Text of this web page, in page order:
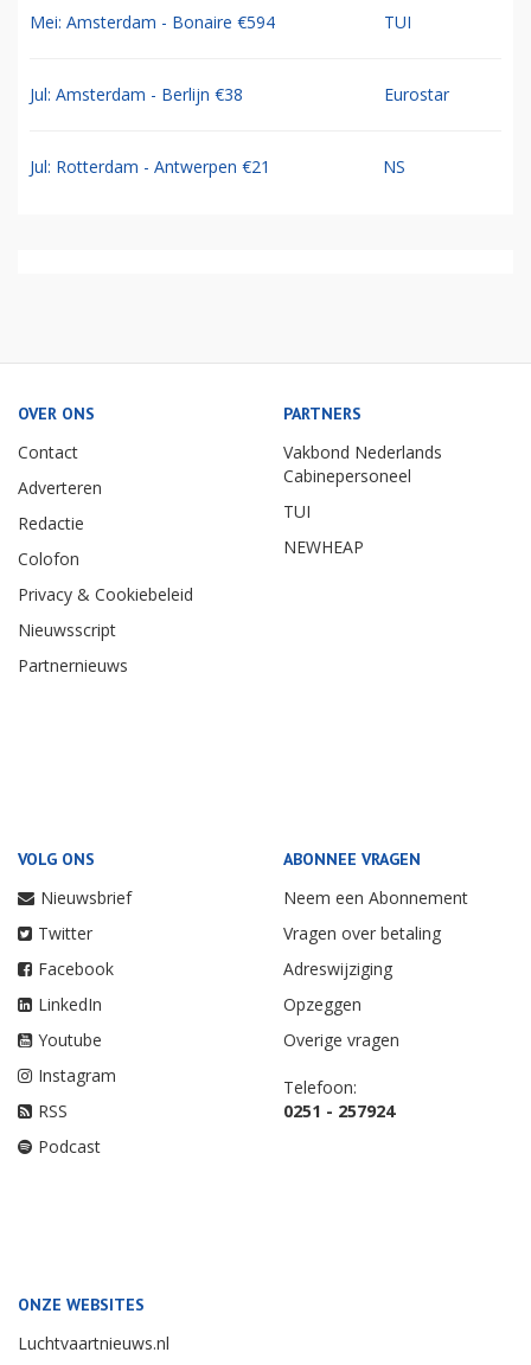
Mei: Amsterdam - Bonaire €594 TUI
Jul: Amsterdam - Berlijn €38 Eurostar
Jul: Rotterdam - Antwerpen €21 NS
OVER ONS
Contact
Adverteren
Redactie
Colofon
Privacy & Cookiebeleid
Nieuwsscript
Partnernieuws
PARTNERS
Vakbond Nederlands
Cabinepersoneel
TUI
NEWHEAP
VOLG ONS
Nieuwsbrief
Twitter
Facebook
LinkedIn
Youtube
Instagram
RSS
Podcast
ABONNEE VRAGEN
Neem een Abonnement
Vragen over betaling
Adreswijziging
Opzeggen
Overige vragen
Telefoon:
0251 - 257924
ONZE WEBSITES
Luchtvaartnieuws.nl